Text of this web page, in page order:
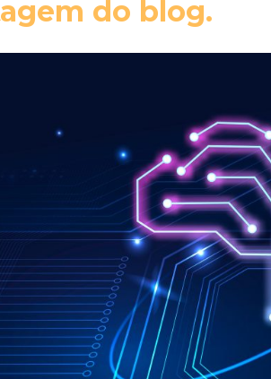
do blog.